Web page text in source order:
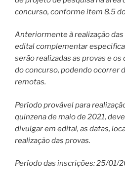
concurso, conforme item 8.5
Anteriormente à realização
edital complementar
serão realizadas as provas e
do concurso, podendo ocorrer
remotas.
Período provável para
quinzena de maio de 2021,
divulgar em edital, as datas,
realização das provas.
Período das inscrições: 25/01/